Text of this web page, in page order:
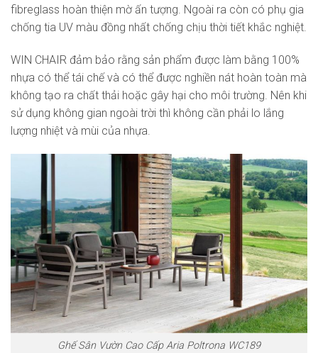
fibreglass hoàn thiện mờ ấn tượng. Ngoài ra còn có phụ gia
chống tia UV màu đồng nhất chống chịu thời tiết khắc nghiệt.
WIN CHAIR đảm bảo rằng sản phẩm được làm bằng 100%
nhựa có thể tái chế và có thể được nghiền nát hoàn toàn mà
không tạo ra chất thải hoặc gây hại cho môi trường. Nên khi
sử dụng không gian ngoài trời thì không cần phải lo lắng
lượng nhiệt và mùi của nhựa.
Ghế Sân Vườn Cao Cấp Aria Poltrona WC189